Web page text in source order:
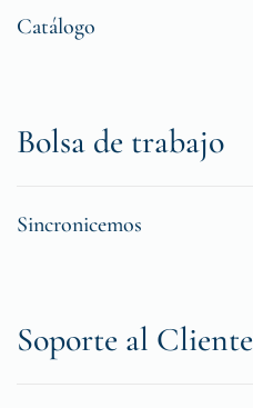
Catálogo
Bolsa de trabajo
Sincronicemos
Soporte al Cliente